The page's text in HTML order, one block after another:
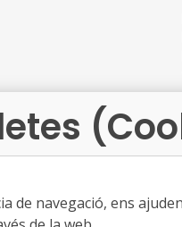
de navegació, ens